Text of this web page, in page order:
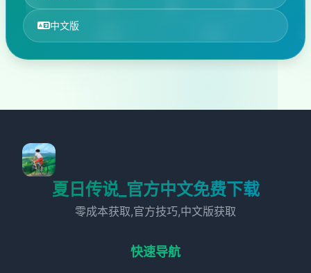
中文版
夏日传说_官方中文免费下载
零成本获取,官方技巧,中文版获取
快速导航